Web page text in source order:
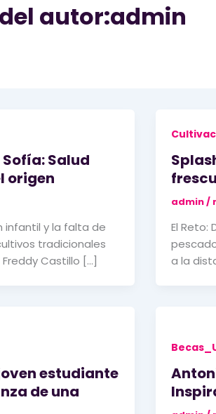
autor:admin
Salud
origen
infantil y la falta de
tradicionales
Castillo […]
admin/
El Reto:
a la
estudiante
de una